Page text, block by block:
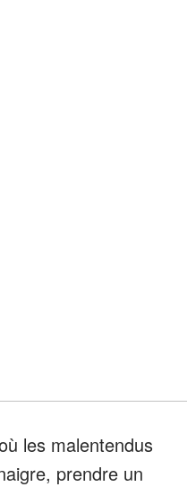
les malentendus
prendre un